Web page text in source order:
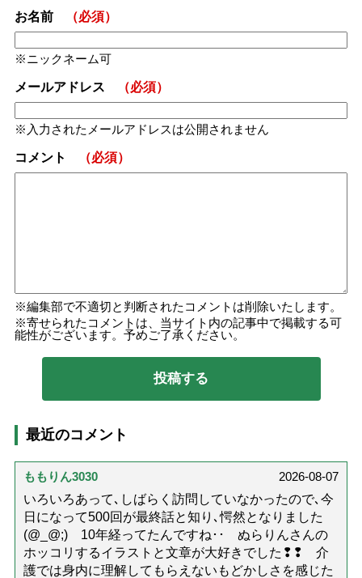
お名前 （必須）
ニックネーム可
メールアドレス （必須）
入力されたメールアドレスは公開されません
コメント （必須）
編集部で不適切と判断されたコメントは削除いたします。
寄せられたコメントは、当サイト内の記事中で掲載する可
能性がございます。予めご了承ください。
最近のコメント
ももりん3030
2026-08-07
いろいろあって､しばらく訪問していなかったので､今
日になって500回が最終話と知り､愕然となりました
(@_@;) 10年経ってたんですね･･ ぬらりんさんの
ホッコリするイラストと文章が大好きでした❢❢ 介
護では身内に理解してもらえないもどかしさを感じた